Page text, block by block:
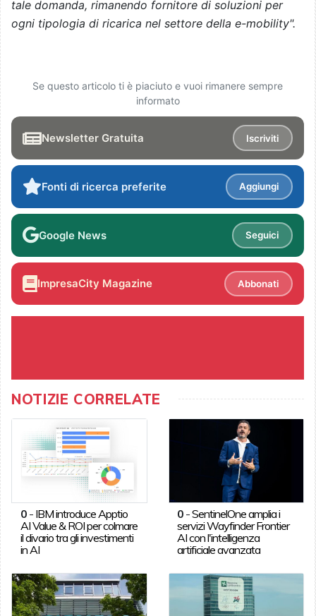
tale domanda, rimanendo fornitore di soluzioni per
ogni tipologia di ricarica nel settore della e-mobility".
Se questo articolo ti è piaciuto e vuoi rimanere sempre
informato
Newsletter Gratuita Iscriviti
Fonti di ricerca preferite Aggiungi
Google News Seguici
ImpresaCity Magazine Abbonati
NOTIZIE CORRELATE
0- IBM introduce Apptio
AI Value & ROI per colmare
il divario tra gli investimenti
in AI
0 -SentinelOne amplia i
servizi Wayfinder Frontier
AI con l'intelligenza
artificiale avanzata